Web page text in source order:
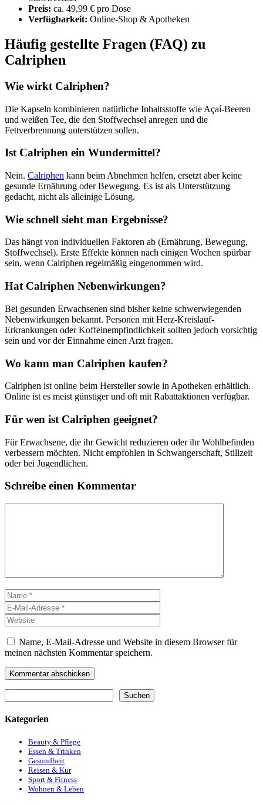
Preis: ca. 49,99 € pro Dose
Verfügbarkeit: Online-Shop & Apotheken
Häufig gestellte Fragen (FAQ) zu
Calriphen
Wie wirkt Calriphen?
Die Kapseln kombinieren natürliche Inhaltsstoffe wie Açaí-Beeren
und weißen Tee, die den Stoffwechsel anregen und die
Fettverbrennung unterstützen sollen.
Ist Calriphen ein Wundermittel?
Nein. Calriphen kann beim Abnehmen helfen, ersetzt aber keine
gesunde Ernährung oder Bewegung. Es ist als Unterstützung
gedacht, nicht als alleinige Lösung.
Wie schnell sieht man Ergebnisse?
Das hängt von individuellen Faktoren ab (Ernährung, Bewegung,
Stoffwechsel). Erste Effekte können nach einigen Wochen spürbar
sein, wenn Calriphen regelmäßig eingenommen wird.
Hat Calriphen Nebenwirkungen?
Bei gesunden Erwachsenen sind bisher keine schwerwiegenden
Nebenwirkungen bekannt. Personen mit Herz-Kreislauf-
Erkrankungen oder Koffeinempfindlichkeit sollten jedoch vorsichtig
sein und vor der Einnahme einen Arzt fragen.
Wo kann man Calriphen kaufen?
Calriphen ist online beim Hersteller sowie in Apotheken erhältlich.
Online ist es meist günstiger und oft mit Rabattaktionen verfügbar.
Für wen ist Calriphen geeignet?
Für Erwachsene, die ihr Gewicht reduzieren oder ihr Wohlbefinden
verbessern möchten. Nicht empfohlen in Schwangerschaft, Stillzeit
oder bei Jugendlichen.
Schreibe einen Kommentar
Name
Mail-
Adresse
Name, E-Mail-Adresse und Website in diesem Browser für
meinen nächsten Kommentar speichern.
Suchen
Kategorien
Beauty & Pflege
Essen & Trinken
Gesundheit
Reisen & Kur
Sport & Fitness
Wohnen & Leben